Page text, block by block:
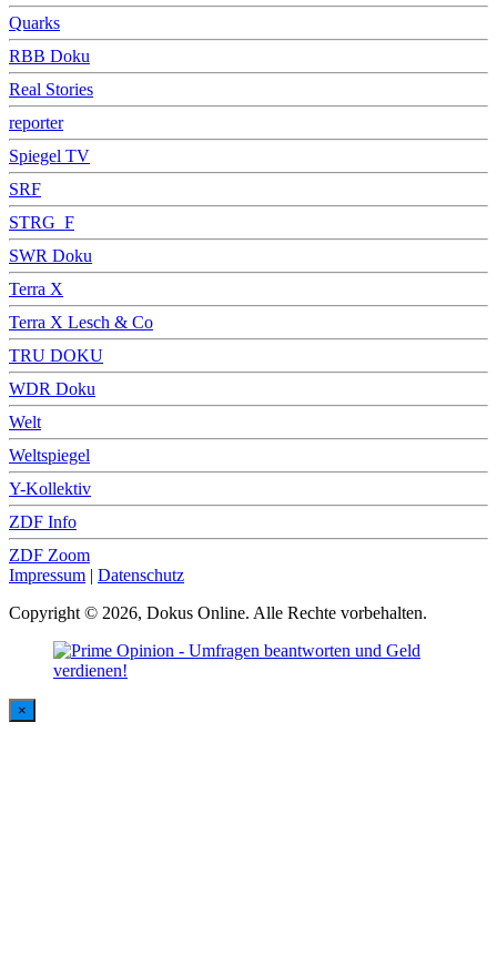
Quarks
RBB Doku
Real Stories
reporter
Spiegel TV
SRF
STRG_F
SWR Doku
Terra X
Terra X Lesch & Co
TRU DOKU
WDR Doku
Welt
Weltspiegel
Y-Kollektiv
ZDF Info
ZDF Zoom
Impressum | Datenschutz
Copyright © 2026, Dokus Online. Alle Rechte vorbehalten.
×